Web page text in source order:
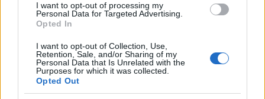
I want to opt-out of processing my
Personal Data for Targeted Advertising.
Opted In
I want to opt-out of Collection, Use,
Retention, Sale, and/or Sharing of my
Personal Data that Is Unrelated with the
Purposes for which it was collected.
Opted Out